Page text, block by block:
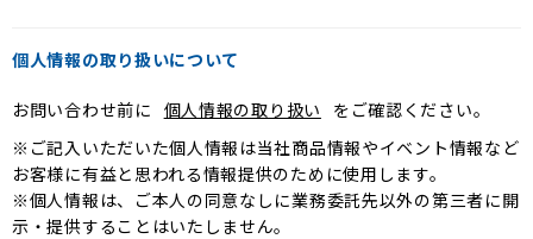
個人情報の取り扱いについて
お問い合わせ前に 個人情報の取り扱い
をご確認ください。
※ご記入いただいた個人情報は当社商品情報やイベント情報など
お客様に有益と思われる情報提供のために使用します。
※個人情報は、ご本人の同意なしに業務委託先以外の第三者に開
示・提供することはいたしません。